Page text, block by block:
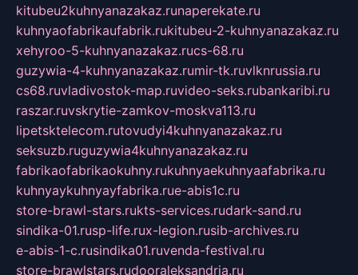
kitubeu2kuhnyanazakaz.runaperekate.ru
kuhnyaofabrikaufabrik.rukitubeu-2-kuhnyanazakaz.ru
xehyroo-5-kuhnyanazakaz.rucs-68.ru
guzywia-4-kuhnyanazakaz.rumir-tk.ruvlknrussia.ru
cs68.ruvladivostok-map.ruvideo-seks.rubankaribi.ru
raszar.ruvskrytie-zamkov-moskva113.ru
lipetsktelecom.rutovudyi4kuhnyanazakaz.ru
seksuzb.ruguzywia4kuhnyanazakaz.ru
fabrikaofabrikaokuhny.rukuhnyaekuhnyaafabrika.ru
kuhnyaykuhnyayfabrika.rue-abis1c.ru
store-brawl-stars.rukts-services.rudark-sand.ru
sindika-01.rusp-life.rux-legion.rusib-archives.ru
e-abis-1-c.rusindika01.ruvenda-festival.ru
store-brawlstars.rudooraleksandria.ru